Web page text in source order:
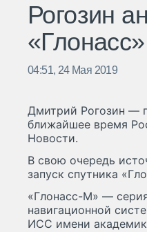
Рогозин
«Глонасс»
04:51, 24 Мая 2019
Дмитрий Рогозин —
ближайшее время
Новости.
В свою очередь
запуск спутника
«Глонасс-М» —
навигационной
ИСС имени